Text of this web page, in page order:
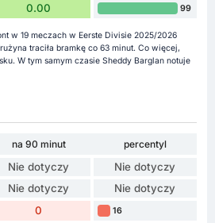
0.00 99
w 19 meczach w Eerste Divisie 2025/2026
traciła bramkę co 63 minut. Co więcej,
W tym samym czasie Sheddy Barglan notuje
na 90 minut
percentyl
Nie dotyczy Nie dotyczy
Nie dotyczy Nie dotyczy
0 16